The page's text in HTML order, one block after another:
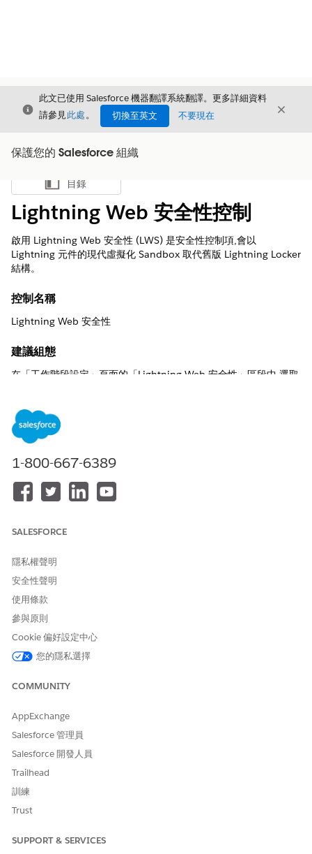
結束
此文已使用 Salesforce 機器翻譯系統翻譯。更多詳細資料
請參見此處。 切換至英文 不要現在 結束
保護您的 Salesforce 組織
顯示目錄
目錄
Lightning Web 安全性控制
啟用 Lightning Web 安全性 (LWS) 是安全性控制項,會以
Lightning 元件的現代虛擬化 Sandbox 取代舊版 Lightning Locker
結構。
控制名稱
Lightning Web 安全性
建議組態
在「工作階段設定」頁面的「Lightning Web 安全性」區段中,選取
控制概觀
啟用 Lightning Web 安全性 (LWS) 是安全性控制項,會以
Lightning 元件的現代虛擬化 Sandbox 取代舊版 Lightning Locker
結構。它會將元件從其自己的 JavaScript Sandbox 內的不同命名
空間中隔離,並使用「扭曲」來動態修改潛在不安全的 API,避免惡意
未啟用 Lightning Web 安全性 (LWS) 會增加跨命名空間資料洩漏
和 DOM 型攻擊的風險,因為來自不同來源的元件可能缺少無法存取
彼此私人資料所需的強大虛擬化。
威脅情況
使用者無意中安裝惡意或遭到入侵的第三方 Lightning 元件,如果沒
有 Lightning Web 安全性的虛擬化,則可略過命名空間邊界,以存取
地取用敏感記錄資料,或從相同頁面上的合法 Salesforce 元件捕獲使
估計 CVSS 分數範圍
嚴重 (9.0–10.0)。
風險影響考量事項
缺少評估平台上所部署元件的「安全開發生命週期」時,風險會增
1-800-667-6389
SALESFORCE
隱私權聲明
安全性聲明
使用條款
參與原則
Cookie 偏好設定中心
您的隱私選擇
COMMUNITY
AppExchange
Salesforce 管理員
Salesforce 開發人員
Trailhead
訓練
Trust
SUPPORT & SERVICES